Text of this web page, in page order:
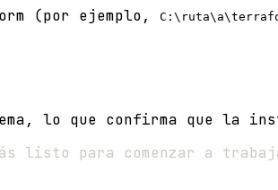
(por ejemplo,
lo que confirma que la
listo para comenzar a